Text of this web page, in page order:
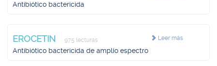
Antibiótico bactericida
Leer más
EROCETIN 975 lecturas
Antibiótico bactericida de amplio espectro